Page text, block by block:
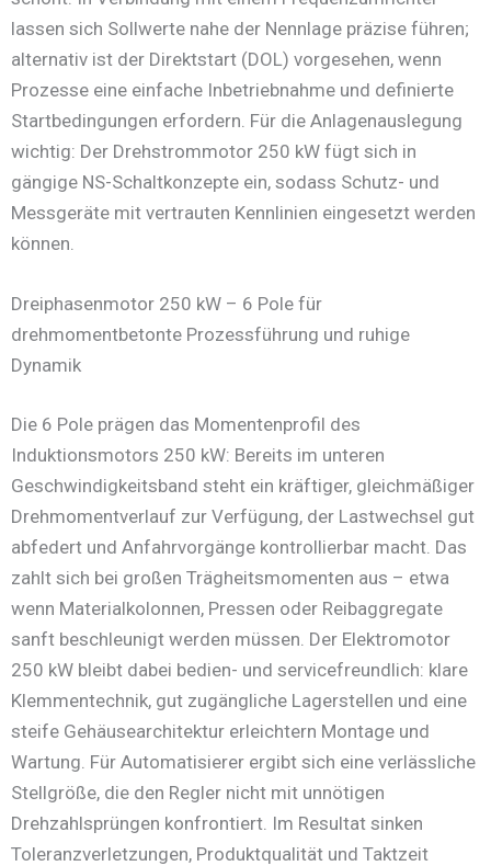
lassen sich Sollwerte nahe der Nennlage präzise führen;
alternativ ist der Direktstart (DOL) vorgesehen, wenn
Prozesse eine einfache Inbetriebnahme und definierte
Startbedingungen erfordern. Für die Anlagenauslegung
wichtig: Der Drehstrommotor 250 kW fügt sich in
gängige NS-Schaltkonzepte ein, sodass Schutz- und
Messgeräte mit vertrauten Kennlinien eingesetzt werden
können.
Dreiphasenmotor 250 kW – 6 Pole für
drehmomentbetonte Prozessführung und ruhige
Dynamik
Die 6 Pole prägen das Momentenprofil des
Induktionsmotors 250 kW: Bereits im unteren
Geschwindigkeitsband steht ein kräftiger, gleichmäßiger
Drehmomentverlauf zur Verfügung, der Lastwechsel gut
abfedert und Anfahrvorgänge kontrollierbar macht. Das
zahlt sich bei großen Trägheitsmomenten aus – etwa
wenn Materialkolonnen, Pressen oder Reibaggregate
sanft beschleunigt werden müssen. Der Elektromotor
250 kW bleibt dabei bedien- und servicefreundlich: klare
Klemmentechnik, gut zugängliche Lagerstellen und eine
steife Gehäusearchitektur erleichtern Montage und
Wartung. Für Automatisierer ergibt sich eine verlässliche
Stellgröße, die den Regler nicht mit unnötigen
Drehzahlsprüngen konfrontiert. Im Resultat sinken
Toleranzverletzungen, Produktqualität und Taktzeit